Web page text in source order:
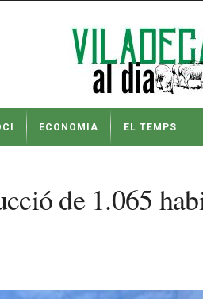
ECONOMIA EL TEMPS
de 1.065